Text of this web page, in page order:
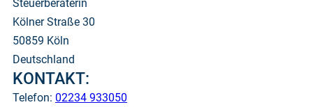
Steuerberaterin
Kölner Straße 30
50859 Köln
Deutschland
KONTAKT:
Telefon: 02234 933050